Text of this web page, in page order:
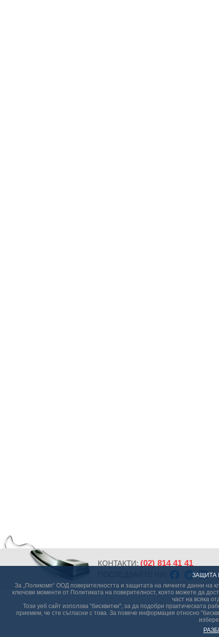
ЗАЩИТА
За „Поликомп“ ООД поверителността и защитата на личните данни на
ключови моменти от Политиката на поверителност, която можете да
част на всяка
Този уеб сайт използва "бисквитки", за да подобри практическата
приемем, че сте съгласни с това. За повече информация относно
КОНТАКТИ: (02) 814 41 41